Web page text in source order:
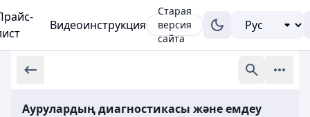
Видеоинструкция
Старая
версия
сайта
Аурулардың диагностикасы және емдеу